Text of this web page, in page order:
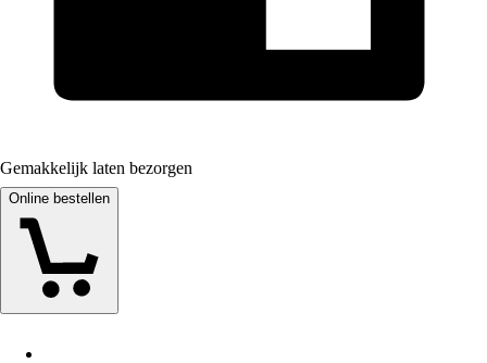
Gemakkelijk laten bezorgen
Online bestellen